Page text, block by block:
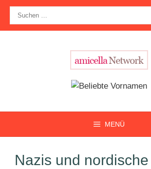
Zum
Inhalt
springen
nach:
MENÜ
Nazis und nordische